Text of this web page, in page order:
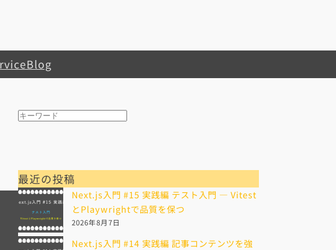
Blog
検
最近の投稿
Next.js入門 #15 実践編 テスト入門 — Vitest
とPlaywrightで品質を保つ
2026年8月7日
Next.js入門 #14 実践編 記事コンテンツを強